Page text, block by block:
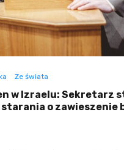
Ze świata
w Izraelu: Sekretarz
o zawieszenie